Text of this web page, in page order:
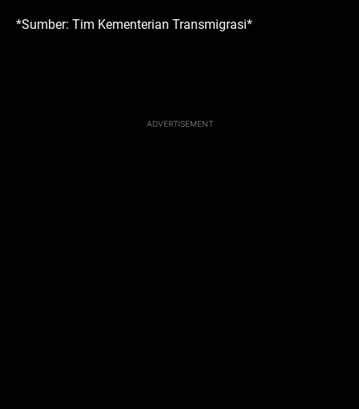
*Sumber: Tim Kementerian Transmigrasi*
ADVERTISEMENT